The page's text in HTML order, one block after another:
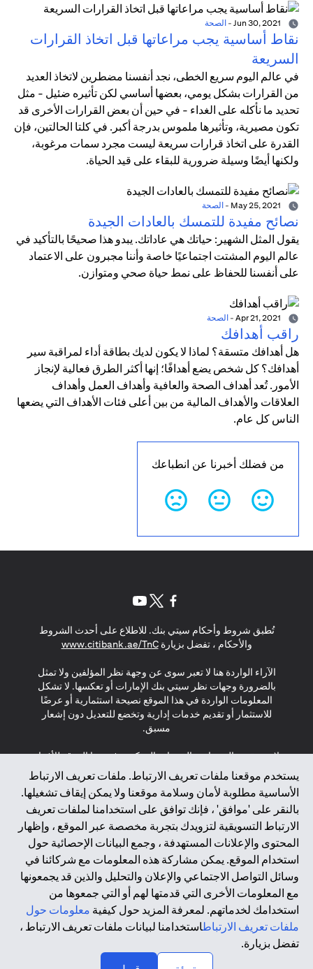
- الصحة
نقاط أساسية يجب مراعاتها قبل اتخاذ القرارات
السريعة
في عالم اليوم سريع الخطى، نجد أنفسنا مضطرين لاتخاذ العديد
من القرارات بشكل يومي، بعضها أساسي لكن تأثيره ضئيل - مثل
تحديد ما نأكله على الغداء - في حين أن بعض القرارات الأخرى قد
تكون مصيرية، وتأثيرها ملموس بدرجة أكبر. في كلتا الحالتين، فإن
القدرة على اتخاذ قرارات سريعة ليست مجرد سمات مرغوبة،
ولكنها أيضًا وسيلة ضرورية للبقاء على قيد الحياة.
- الصحة
نصائح مفيدة للتمسك بالعادات الجيدة
يقول المثل الشهير: حياتك هي عاداتك. يبدو هذا صحيحًا بالتأكيد في
عالم اليوم المشتت اجتماعيًا خاصة وأننا مجبرون على الاعتماد
على أنفسنا للحفاظ على نمط حياة صحي ومتوازن.
- الصحة
راقب أهدافك
هل أهدافك متسقة؟ لماذا لا يكون لديك بطاقة أداء لمراقبة سير
أهدافك؟ كل شخص يضع أهدافًا؛ إنها أكثر الطرق فعالية لإنجاز
الأمور. تُعد أهداف الصحة والعافية وأهداف العمل وأهداف
العلاقات والأهداف المالية من بين أعلى فئات الأهداف التي يضعها
الناس كل عام.
من فضلك أخبرنا عن انطباعك
يستخدم موقعنا ملفات تعريف الارتباط. ملفات تعريف الارتباط
الأساسية مطلوبة لأمان وسلامة موقعنا ولا يمكن إيقاف تشغيلها.
بالنقر على 'موافق' ، فإنك توافق على استخدامنا لملفات تعريف
الارتباط التسويقية لتزويدك بتجربة مخصصة عبر الموقع ، وإظهار
المحتوى والإعلانات المستهدفة ، وجمع البيانات الإحصائية حول
استخدام الموقع. يمكن مشاركة هذه المعلومات مع شركائنا في
وسائل التواصل الاجتماعي والإعلان والتحليل والذين قد يجمعونها
مع المعلومات الأخرى التي قدمتها لهم أو التي جمعوها من
استخدامك لخدماتهم. لمعرفة المزيد حول كيفية معلومات حول
ملفات تعريف الارتباطاستخدامنا لبيانات ملفات تعريف الارتباط ،
تفضل بزيارة.
تُطبق شروط وأحكام سيتي بنك. للاطلاع على أحدث الشروط
والأحكام ، تفضل بزيارةwww.citibank.ae/TnC
(opens in a new tab)
الآراء الواردة هنا لا تعبر سوى عن وجهة نظر المؤلفين ولا تمثل
بالضرورة وجهات نظر سيتي بنك الإمارات أو تعكسها. لا تشكل
المعلومات الواردة في هذا الموقع نصيحة استثمارية أو عرضًا
للاستثمار أو تقديم خدمات إدارية وتخضع للتعديل دون إشعار
مسبق.
لا يتم تقديم المنتجات والخدمات المذكورة في هذا الموقع للأفراد
المقيمين في الاتحاد الأوروبي أو المنطقة الاقتصادية الأوروبية أو
سويسرا أو غيرنسي أو جيرسي أو موناكو أو سان مارينو أو
الفاتيكان أو جزيرة مان أو المملكة المتحدة أو خصوصية البيانات
(لائحة حماية البيانات العامة \ قانون حماية البيانات الشخصية
العامة \ قانون خصوصية نيوزيلندا). المحتوى الموجود في هذه
الصفحة ليس ولا ينبغي تفسيره على أنه عرض أو دعوة أو دعوة
لشراء أو بيع أي من المنتجات والخدمات المذكورة هنا لمثل هؤلاء
الأفراد.
*GDPR – اللائحة العامة لحماية البيانات؛ * LGPD – Lei Geral de
Proteção de Dados Pessoais ; *NZPA – قانون الخصوصية
النيوزيلندي
2025 citibank.ae